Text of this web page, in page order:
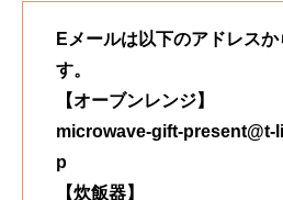
Eメールは以下のアドレス
す。
【オーブンレンジ】
microwave-gift-
p
【炊飯器】